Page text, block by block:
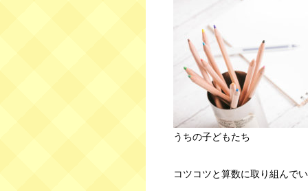
うちの子どもたち
コツコツと算数に取り組んでい